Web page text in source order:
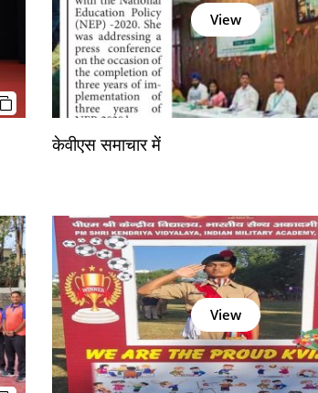
View
केवीएस समाचार में
View